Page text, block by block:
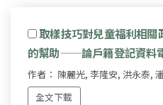
取樣技巧對兒童福利相
的幫助——論戶籍登記資料
作者： 陳麗光, 李隆安, 洪永泰,
全文下載